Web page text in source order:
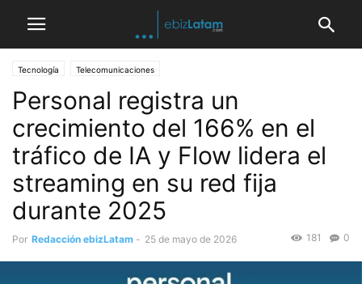
Tecnología Telecomunicaciones
Personal registra un
crecimiento del 166% en el
tráfico de IA y Flow lidera el
streaming en su red fija
durante 2025
Por Redacción ebizLatam - 25 de mayo de 2026 0
181